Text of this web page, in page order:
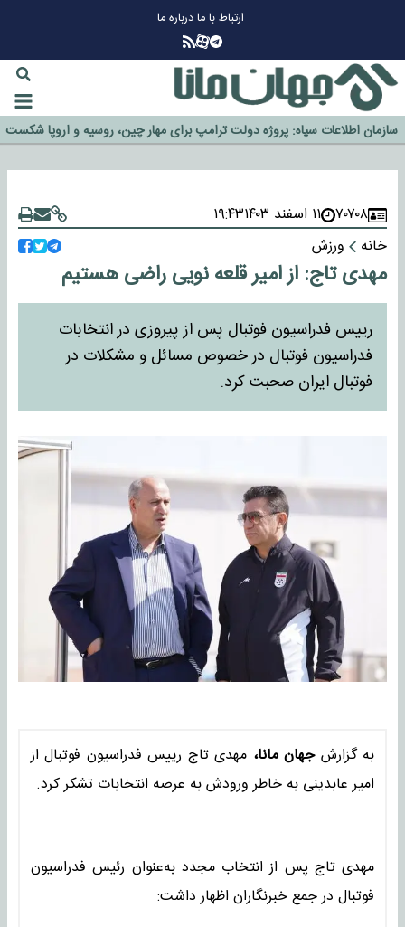
ارتباط با مادرباره ما
چرا طلا دوباره افزایشی شد؟
گزینه جدایی اوسمار روی میز مدیران پرسپولیس
آیا رئیس جمهور آمریکا قانون را دور می‌زند؟
اخراج رسمی چهره نامدار از پرسپولیس
خورد ۷۰۷۰۸ ۱۱ اسفند ۱۴۰۳
۱۹:۴۳
خانه
ورزش
مهدی تاج: از امیر قلعه نویی راضی هستیم
رییس فدراسیون فوتبال پس از پیروزی در انتخابات
فدراسیون فوتبال در خصوص مسائل و مشکلات در
فوتبال ایران صحبت کرد.
به گزارش جهان مانا، مهدی تاج رییس فدراسیون فوتبال از
امیر عابدینی به خاطر ورودش به عرصه انتخابات تشکر کرد.
مهدی تاج پس از انتخاب مجدد به‌عنوان رئیس فدراسیون
فوتبال در جمع خبرنگاران اظهار داشت: